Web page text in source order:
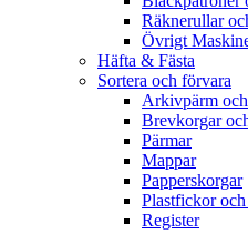
Räknerullar
Övrigt
Häfta & Fästa
Sortera och förvara
Arkivpärm
Brevkorgar
Pärmar
Mappar
Papperskorgar
Plastfickor
Register